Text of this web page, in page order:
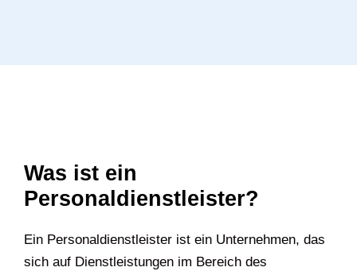
Was ist ein
Personaldienstleister?
Ein Personaldienstleister ist ein Unternehmen, das
sich auf Dienstleistungen im Bereich des